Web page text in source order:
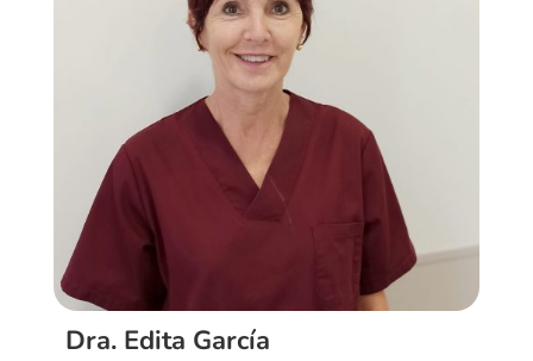
Ver CV
Dra. Edita García